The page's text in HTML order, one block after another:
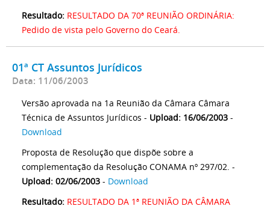
Resultado: RESULTADO DA 70ª REUNIÃO ORDINÁRIA:
Pedido de vista pelo Governo do Ceará.
01ª CT Assuntos Jurídicos
Data: 11/06/2003
Versão aprovada na 1a Reunião da Câmara Câmara
Técnica de Assuntos Jurídicos - Upload: 16/06/2003 -
Download
Proposta de Resolução que dispõe sobre a
complementação da Resolução CONAMA nº 297/02. -
Upload: 02/06/2003 - Download
Resultado: RESULTADO DA 1ª REUNIÃO DA CÂMARA